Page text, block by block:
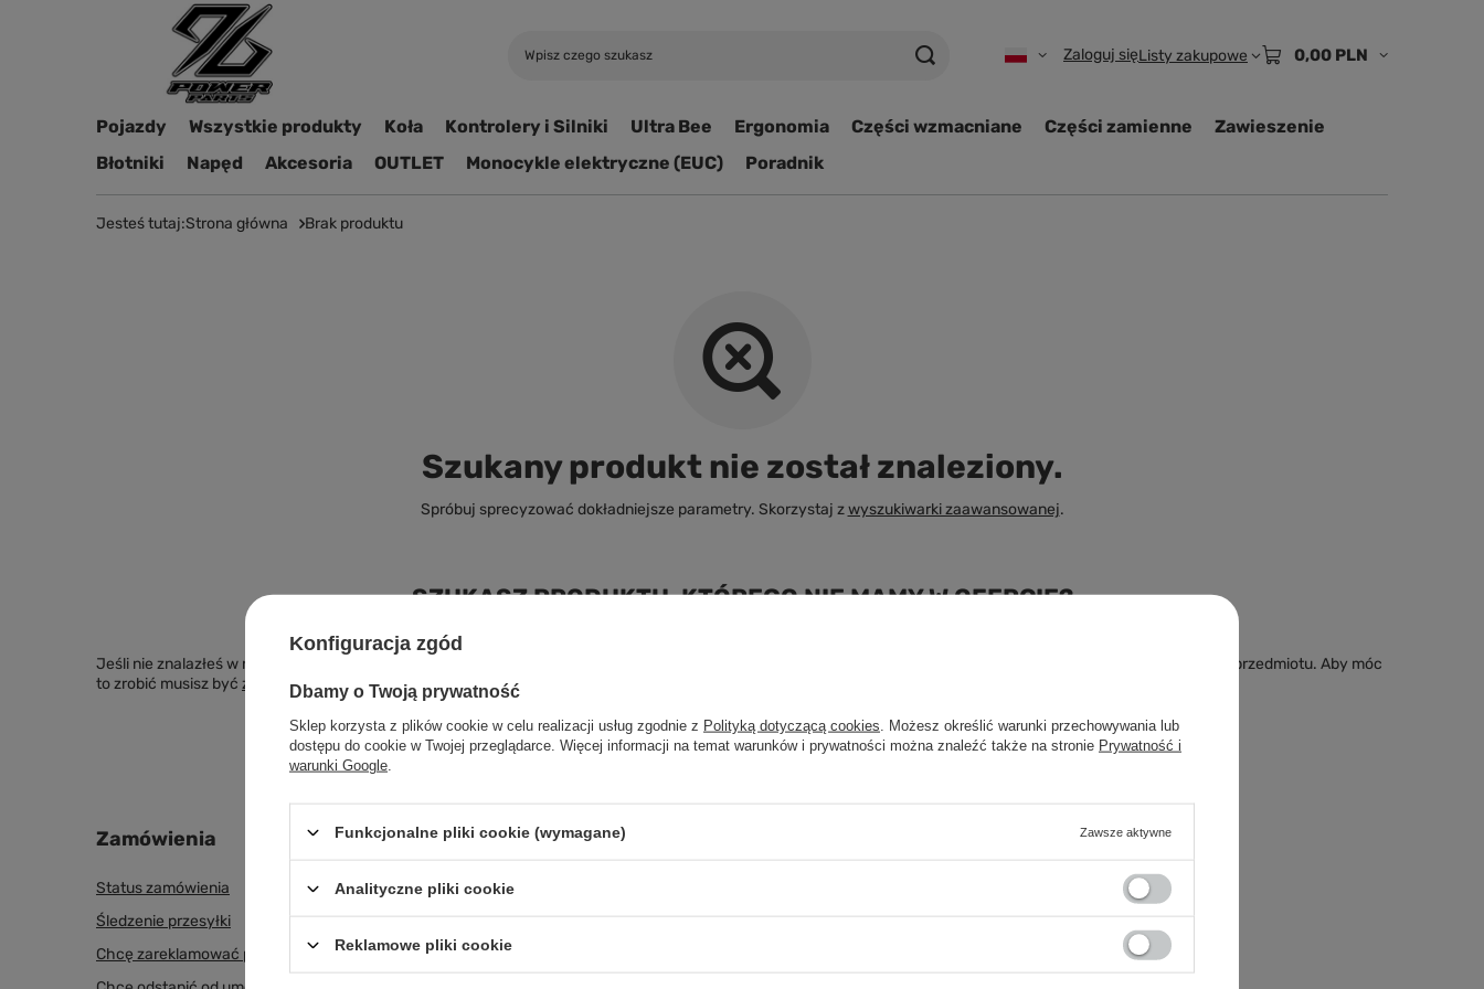
Zaloguj sięListy zakupowe 0,00 PLN
Pojazdy Wszystkie produkty Koła Kontrolery i Silniki Ultra Bee Ergonomia Części wzmacniane Części zamienne
Zawieszenie
Błotniki
Napęd Akcesoria OUTLET Monocykle elektryczne (EUC) Poradnik
Jesteś tutaj:Strona główna Brak produktu
Szukany produkt nie został znaleziony.
Spróbuj sprecyzować dokładniejsze parametry. Skorzystaj zwyszukiwarki zaawansowanej.
SZUKASZ PRODUKTU, KTÓREGO NIE MAMY W OFERCIE?
Jeśli nie znalazłeś w naszej ofercie produktu, a chciałbyś kupić go w naszym sklepie, możesz skorzystać ze specjalnego formularza i przesłać nam opis szukanego przedmiotu. Aby móc
to zrobić musisz być zalogowany.
Zamówienia
Status zamówienia
Śledzenie przesyłki
Chcę zareklamować produkt
Konto
Zarejestruj się
Listy zakupowe
Konfiguracja zgód
Dbamy o Twoją prywatność
Sklep korzysta z plików cookie w celu realizacji usług zgodnie z Polityką dotyczącą cookies . Możesz określić warunki przechowywania lub
dostępu do cookie w Twojej przeglądarce. Więcej informacji na temat warunków i prywatności można znaleźć także na stronie Prywatność i
warunki Google
Funkcjonalne pliki cookie (wymagane) Zawsze aktywne
Analityczne pliki cookie
Reklamowe pliki cookie